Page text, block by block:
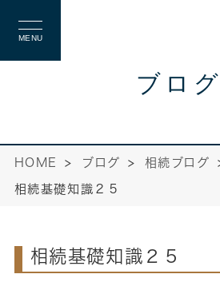
MENU
ブログ
HOME ブログ 相続ブログ
相続基礎知識２５
相続基礎知識２５